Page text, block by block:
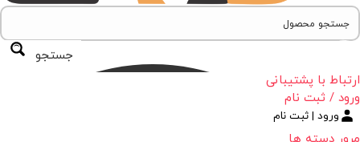
جستجو
ارتباط با پشتیبانی
ورود / ثبت نام
ورود | ثبت نام